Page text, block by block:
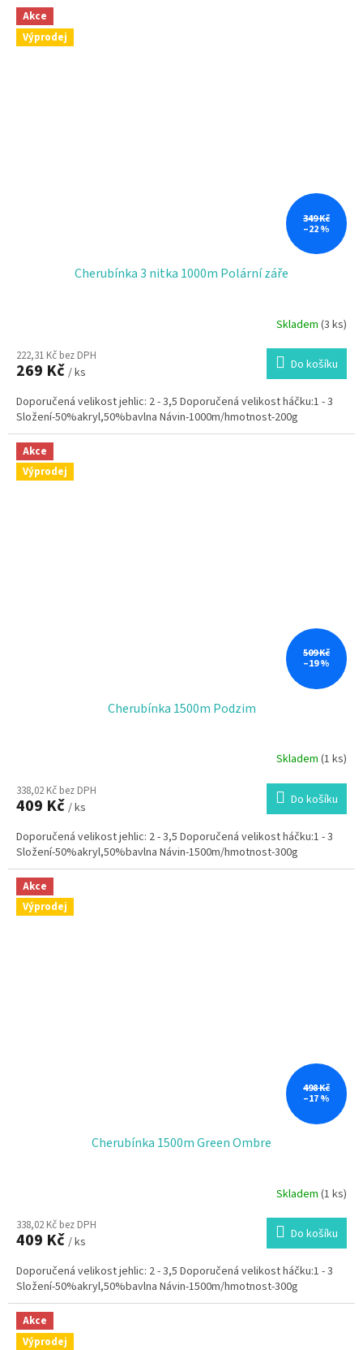
Akce
Výprodej
349 Kč
–22 %
Cherubínka 3 nitka 1000m Polární záře
Skladem (3 ks)
222,31 Kč bez DPH
269 Kč / ks Do košíku
Doporučená velikost jehlic: 2 - 3,5 Doporučená velikost háčku:1 - 3
Složení-50%akryl,50%bavlna Návin-1000m/hmotnost-200g
Akce
Výprodej
509 Kč
–19 %
Cherubínka 1500m Podzim
produktu
je
z
5
hvězdiček.
Skladem(1 ks)
338,02 Kč bez DPH
409 Kč / ks Do košíku
Doporučená velikost jehlic: 2 - 3,5 Doporučená velikost háčku:1 - 3
Složení-50%akryl,50%bavlna Návin-1500m/hmotnost-300g
Akce
Výprodej
498 Kč
–17 %
Cherubínka 1500m Green Ombre
Skladem (1 ks)
338,02 Kč bez DPH
409 Kč / ks Do košíku
Doporučená velikost jehlic: 2 - 3,5 Doporučená velikost háčku:1 - 3
Složení-50%akryl,50%bavlna Návin-1500m/hmotnost-300g
Akce
Výprodej